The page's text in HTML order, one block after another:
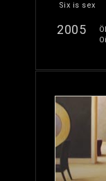
Six is sex
2005